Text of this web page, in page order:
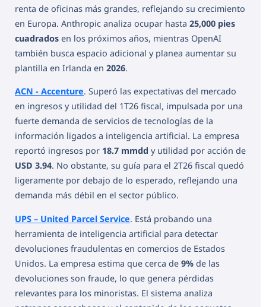
renta de oficinas más grandes, reflejando su crecimiento
en Europa. Anthropic analiza ocupar hasta 25,000 pies
cuadrados en los próximos años, mientras OpenAI
también busca espacio adicional y planea aumentar su
plantilla en Irlanda en 2026.
ACN - Accenture. Superó las expectativas del mercado
en ingresos y utilidad del 1T26 fiscal, impulsada por una
fuerte demanda de servicios de tecnologías de la
información ligados a inteligencia artificial. La empresa
reportó ingresos por 18.7 mmdd y utilidad por acción de
USD 3.94. No obstante, su guía para el 2T26 fiscal quedó
ligeramente por debajo de lo esperado, reflejando una
demanda más débil en el sector público.
UPS – United Parcel Service. Está probando una
herramienta de inteligencia artificial para detectar
devoluciones fraudulentas en comercios de Estados
Unidos. La empresa estima que cerca de 9% de las
devoluciones son fraude, lo que genera pérdidas
relevantes para los minoristas. El sistema analiza